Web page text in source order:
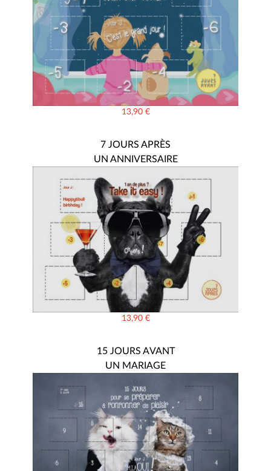
13,90 €
7 JOURS APRÈS
UN ANNIVERSAIRE
13,90 €
15 JOURS AVANT
UN MARIAGE